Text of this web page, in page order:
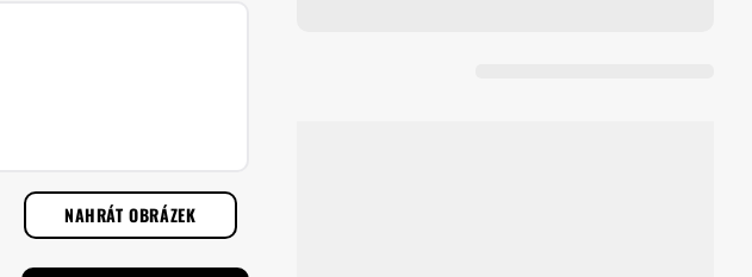
NAHRÁT OBRÁZEK